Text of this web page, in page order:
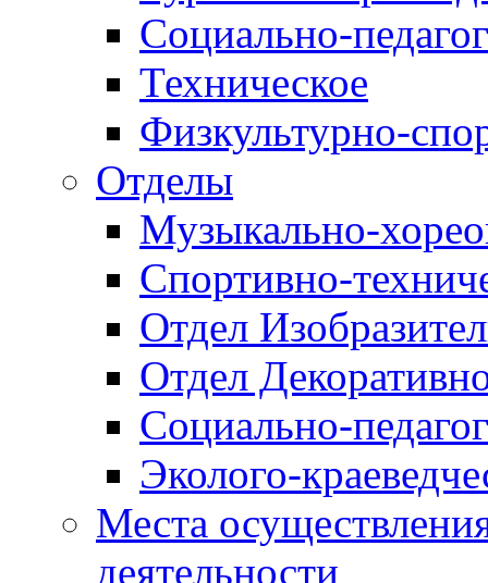
Социально-
Техническое
Физкультурно-
Отделы
Музыкально-
Спортивно-
Отдел
Отдел
Социально-
Эколого-
Места
деятельности